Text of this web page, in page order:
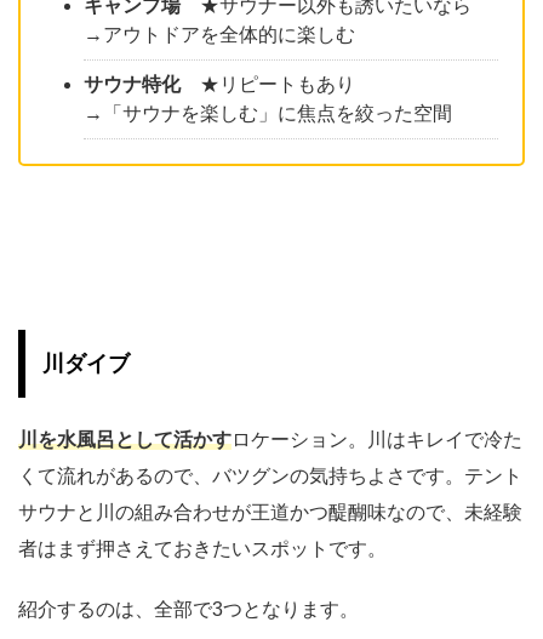
キャンプ場★サウナー以外も誘いたいなら
→アウトドアを全体的に楽しむ
サウナ特化★リピートもあり
→「サウナを楽しむ」に焦点を絞った空間
川ダイブ
川を水風呂として活かすロケーション。川はキレイで冷た
くて流れがあるので、バツグンの気持ちよさです。テント
サウナと川の組み合わせが王道かつ醍醐味なので、未経験
者はまず押さえておきたいスポットです。
紹介するのは、全部で3つとなります。